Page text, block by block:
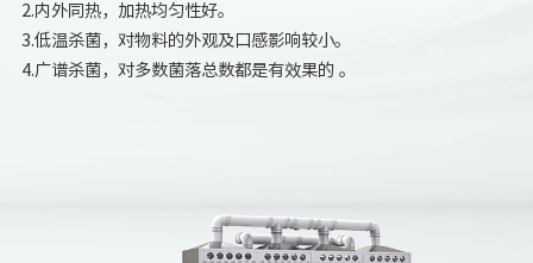
2.内外同热，加热均匀性好。
3.低温杀菌，对物料的外观及口感影响较小。
4.广谱杀菌，对多数菌落总数都是有效果的 。